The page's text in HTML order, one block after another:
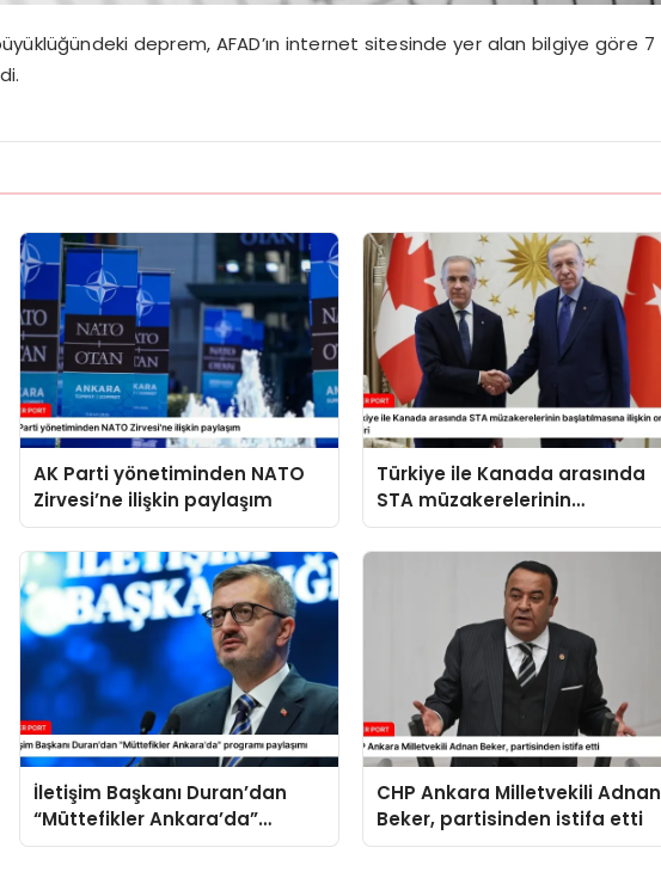
deprem, AFAD’ın internet sitesinde yer alan bilgiye göre 7
AK Parti yönetiminden NATO
Zirvesi’ne ilişkin paylaşım
Türkiye ile Kanada arasında
STA müzakerelerinin
başlatılmasına ilişkin ortak
bildiri
İletişim Başkanı Duran’dan
“Müttefikler Ankara’da”
programı paylaşımı
CHP Ankara Milletvekili Adnan
Beker, partisinden istifa etti